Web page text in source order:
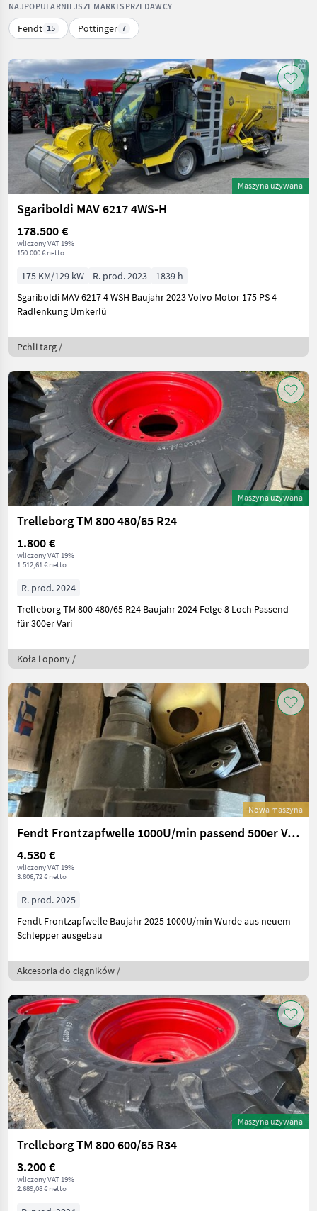
NAJPOPULARNIEJSZE MARKI SPRZEDAWCY
Fendt 15 Pöttinger 7
Maszyna używana
Sgariboldi MAV 6217 4WS-H
178.500 €
wliczony VAT 19%
150.000 € netto
175 KM/129 kW R. prod. 2023
1839 h
Sgariboldi MAV 6217 4 WSH Baujahr 2023 Volvo Motor 175 PS 4
Radlenkung Umkerlü
Pchli targ /
Maszyna używana
Trelleborg TM 800 480/65 R24
1.800 €
wliczony VAT 19%
1.512,61 € netto
R. prod. 2024
Trelleborg TM 800 480/65 R24 Baujahr 2024 Felge 8 Loch Passend
für 300er Vari
Koła i opony /
Nowa maszyna
Fendt Frontzapfwelle 1000U/min passend 500er Vario
4.530 €
wliczony VAT 19%
3.806,72 € netto
R. prod. 2025
Fendt Frontzapfwelle Baujahr 2025 1000U/min Wurde aus neuem
Schlepper ausgebau
Akcesoria do ciągników /
Maszyna używana
Trelleborg TM 800 600/65 R34
3.200 €
wliczony VAT 19%
2.689,08 € netto